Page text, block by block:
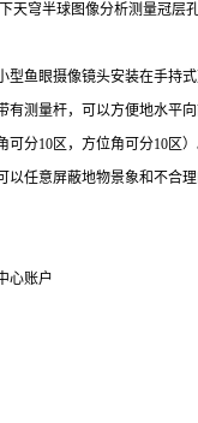
穹半球图像分析测量冠层
鱼眼摄像镜头安装在手持
测量杆，可以方便地水平
分10区，方位角可分10区）
任意屏蔽地物景象和不合
心账户